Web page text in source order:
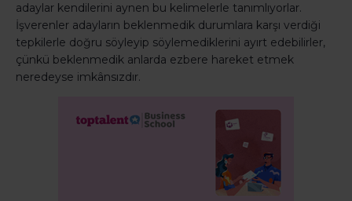
adaylar kendilerini aynen bu kelimelerle tanımlıyorlar.
İşverenler adayların beklenmedik durumlara karşı verdiği
tepkilerle doğru söyleyip söylemediklerini ayırt edebilirler,
çünkü beklenmedik anlarda ezbere hareket etmek
neredeyse imkânsızdır.